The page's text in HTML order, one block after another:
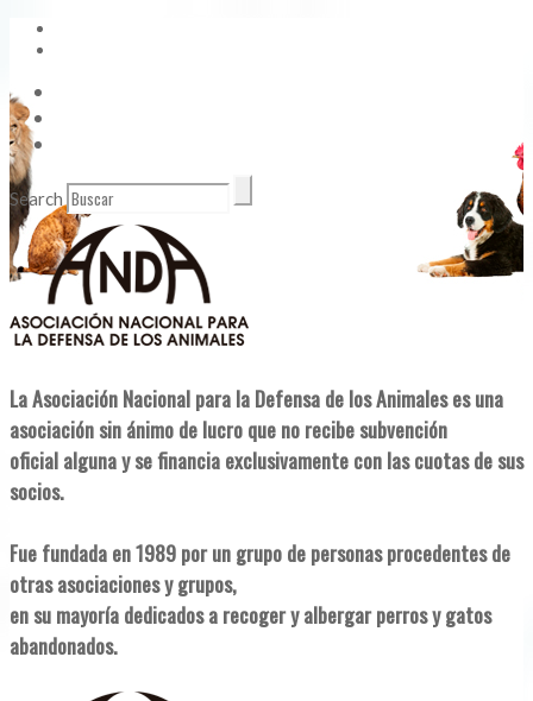
Search
La Asociación Nacional para la Defensa de los Animales es una
asociación sin ánimo de lucro que no recibe subvención
oficial alguna y se financia exclusivamente con las cuotas de sus
socios.
Fue fundada en 1989 por un grupo de personas procedentes de
otras asociaciones y grupos,
en su mayoría dedicados a recoger y albergar perros y gatos
abandonados.